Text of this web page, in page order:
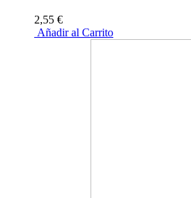
2,55 €
Añadir al Carrito